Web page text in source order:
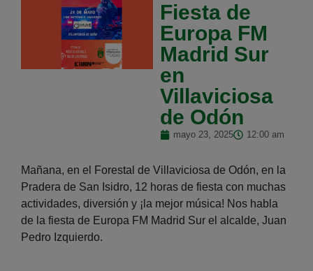
Fiesta de
Europa FM
Madrid Sur
en
Villaviciosa
de Odón
mayo 23, 2025 12:00 am
Mañana, en el Forestal de Villaviciosa de Odón, en la
Pradera de San Isidro, 12 horas de fiesta con muchas
actividades, diversión y ¡la mejor música! Nos habla
de la fiesta de Europa FM Madrid Sur el alcalde, Juan
Pedro Izquierdo.